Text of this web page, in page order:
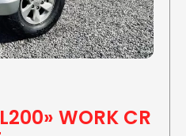
WORK CR